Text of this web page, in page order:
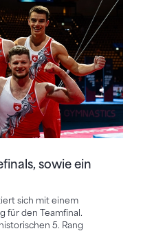
sowie ein
sich mit einem
für den Teamfinal.
5. Rang